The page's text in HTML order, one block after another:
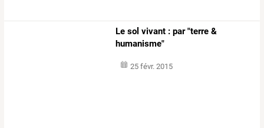
Le sol vivant : par "terre &
humanisme"
25 févr. 2015